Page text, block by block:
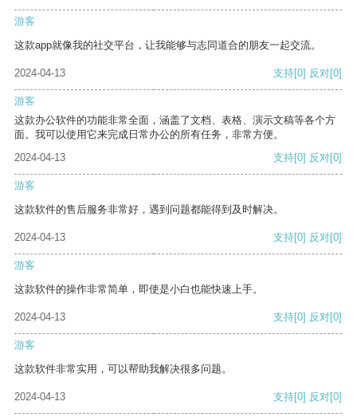
游客
这款app就像我的社交平台，让我能够与志同道合的朋友一起交流。
2024-04-13 支持[0] 反对[0]
游客
这款办公软件的功能非常全面，涵盖了文档、表格、演示文稿等各个方
面。我可以使用它来完成日常办公的所有任务，非常方便。
2024-04-13
支持[0] 反对[0]
游客
这款软件的售后服务非常好，遇到问题都能得到及时解决。
2024-04-13 支持[0] 反对[0]
游客
这款软件的操作非常简单，即使是小白也能快速上手。
2024-04-13 支持[0] 反对[0]
游客
这款软件非常实用，可以帮助我解决很多问题。
2024-04-13 支持[0] 反对[0]